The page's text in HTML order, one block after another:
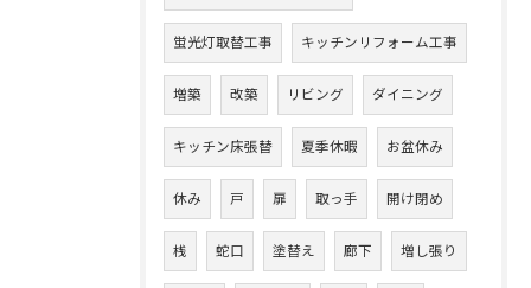
蛍光灯取替工事 キッチンリフォーム工事
増築 改築 リビング ダイニング
キッチン床張替 夏季休暇 お盆休み
休み 戸 扉 取っ手 開け閉め
桟 蛇口 塗替え 廊下 増し張り